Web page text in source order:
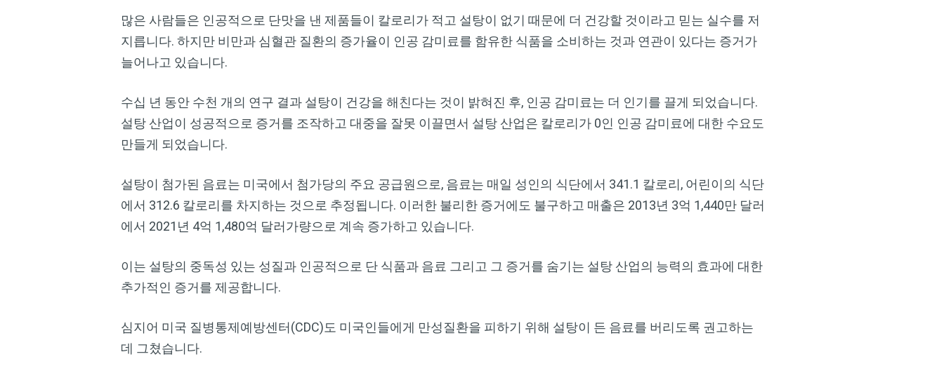
많은 사람들은 인공적으로 단맛을 낸 제품들이 칼로리가 적고 설탕이 없기 때문에 더 건강할 것이라고 믿는 실수를 저
지릅니다. 하지만 비만과 심혈관 질환의 증가율이 인공 감미료를 함유한 식품을 소비하는 것과 연관이 있다는 증거가
늘어나고 있습니다.
수십 년 동안 수천 개의 연구 결과 설탕이 건강을 해친다는 것이 밝혀진 후, 인공 감미료는 더 인기를 끌게 되었습니다.
설탕 산업이 성공적으로 증거를 조작하고 대중을 잘못 이끌면서 설탕 산업은 칼로리가 0인 인공 감미료에 대한 수요도
만들게 되었습니다.
설탕이 첨가된 음료는 미국에서 첨가당의 주요 공급원으로, 음료는 매일 성인의 식단에서 341.1 칼로리, 어린이의 식단
에서 312.6 칼로리를 차지하는 것으로 추정됩니다. 이러한 불리한 증거에도 불구하고 매출은 2013년 3억 1,440만 달러
에서 2021년 4억 1,480억 달러가량으로 계속 증가하고 있습니다.
이는 설탕의 중독성 있는 성질과 인공적으로 단 식품과 음료 그리고 그 증거를 숨기는 설탕 산업의 능력의 효과에 대한
추가적인 증거를 제공합니다.
심지어 미국 질병통제예방센터(CDC)도 미국인들에게 만성질환을 피하기 위해 설탕이 든 음료를 버리도록 권고하는
데 그쳤습니다.